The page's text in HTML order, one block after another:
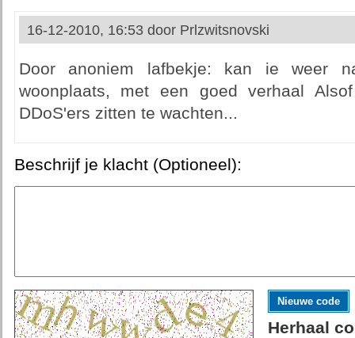
16-12-2010, 16:53 door Prlzwitsnovski
Door anoniem lafbekje: kan ie weer
woonplaats, met een goed verhaal
DDoS'ers zitten te wachten...
Beschrijf je klacht (Optioneel):
Nieuwe code
Herhaal